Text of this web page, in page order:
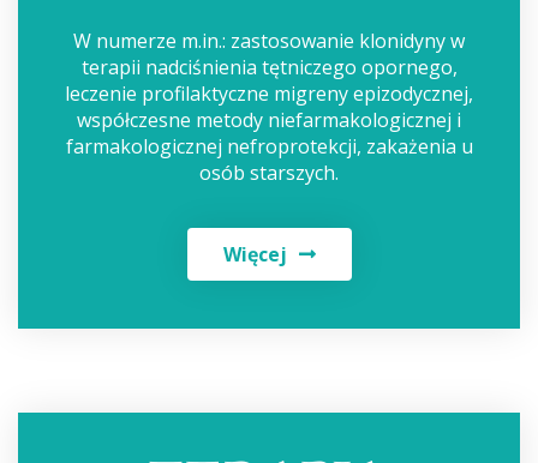
W numerze m.in.: zastosowanie klonidyny w
terapii nadciśnienia tętniczego opornego,
leczenie profilaktyczne migreny epizodycznej,
współczesne metody niefarmakologicznej i
farmakologicznej nefroprotekcji, zakażenia u
osób starszych.
Więcej